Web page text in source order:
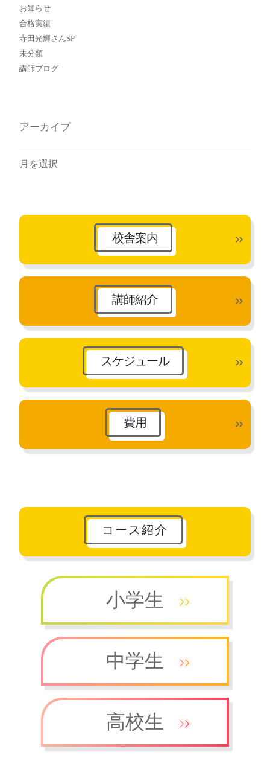
お知らせ
合格実績
寺田光輝さんSP
未分類
講師ブログ
アーカイブ
ア
ブ
校舎案内
講師紹介
スケジュール
費用
コース紹介
小学生
中学生
高校生